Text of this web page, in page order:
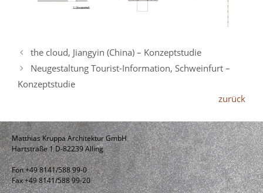
the cloud, Jiangyin (China) – Konzeptstudie
Neugestaltung Tourist-Information, Schweinfurt –
Konzeptstudie
zurück
Matthias Kruppa Architektur GmbH
Hartstraße 1 D-82239 Alling
Fon +49 8141/588 99-0
Fax +49 8141/588 99-20